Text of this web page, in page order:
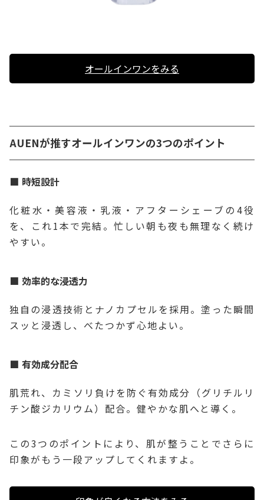
オールインワンをみる
AUENが推すオールインワンの3つのポイント
時短設計
化粧水・美容液・乳液・アフターシェーブの4役
を、これ1本で完結。忙しい朝も夜も無理なく続け
やすい。
効率的な浸透力
独自の浸透技術とナノカプセルを採用。塗った瞬間
スッと浸透し、べたつかず心地よい。
有効成分配合
肌荒れ、カミソリ負けを防ぐ有効成分（グリチルリ
チン酸ジカリウム）配合。健やかな肌へと導く。
この3つのポイントにより、肌が整うことでさらに
印象がもう一段アップしてくれますよ。